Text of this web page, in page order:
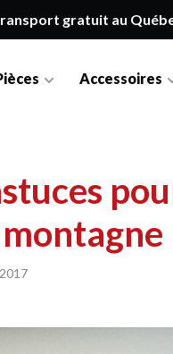
gratuit au
Accessoires